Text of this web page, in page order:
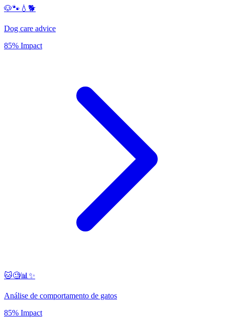
🐶🐾💧🐕
Dog care advice
85% Impact
🐱🧐📊✨
Análise de comportamento de gatos
85% Impact